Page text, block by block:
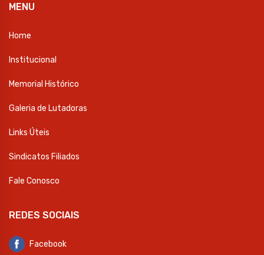
MENU
Home
Institucional
Memorial Histórico
Galeria de Lutadoras
Links Úteis
Sindicatos Filiados
Fale Conosco
REDES SOCIAIS
Facebook